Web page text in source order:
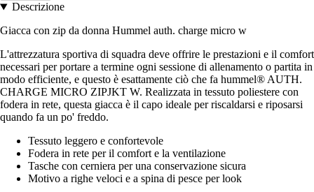
Descrizione
Giacca con zip da donna Hummel auth. charge micro w
L'attrezzatura sportiva di squadra deve offrire le prestazioni e il comfort
necessari per portare a termine ogni sessione di allenamento o partita in
modo efficiente, e questo è esattamente ciò che fa hummel® AUTH.
CHARGE MICRO ZIPJKT W. Realizzata in tessuto poliestere con
fodera in rete, questa giacca è il capo ideale per riscaldarsi e riposarsi
quando fa un po' freddo.
Tessuto leggero e confortevole
Fodera in rete per il comfort e la ventilazione
Tasche con cerniera per una conservazione sicura
Motivo a righe veloci e a spina di pesce per look